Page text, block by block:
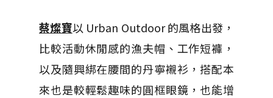
蔡燦寶以 Urban Outdoor 的風格出發，
比較活動休閒感的漁夫帽、工作短褲，
以及隨興綁在腰間的丹寧襯衫，搭配本
來也是較輕鬆趣味的圓框眼鏡，也能增